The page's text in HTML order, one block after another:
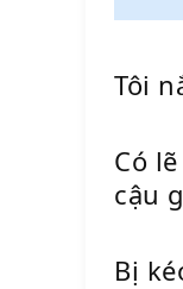
Tôi
Có
cậu
Bị